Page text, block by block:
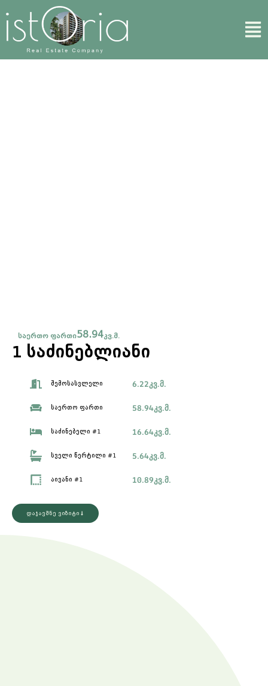
საერთო ფართი58.94კვ.მ.
1 საძინებლიანი
შემოსასვლელი 6.22კვ.მ.
საერთო ფართი 58.94კვ.მ.
საძინებელი #1 16.64კვ.მ.
სველი წერტილი #1 5.64კვ.მ.
აივანი #1 10.89კვ.მ.
დაჯავშნე ვიზიტი